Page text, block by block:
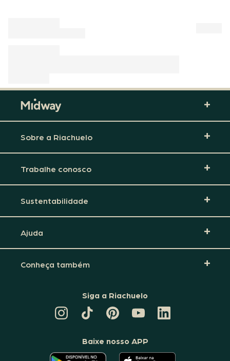
Sobre a Riachuelo
Trabalhe conosco
Sustentabilidade
Ajuda
Conheça também
Siga a Riachuelo
TIKTOK
DA
PINTEREST
DA
CANAL
DA
RIACHUELO
LINKEDIN
DA
Baixe nosso APP
O O